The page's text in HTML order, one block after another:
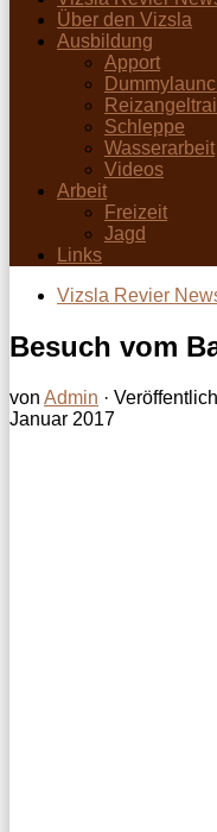
Über den Vizsla
Ausbildung
Apport
Schleppe
Wasserarbeit
Videos
Arbeit
Freizeit
Jagd
Links
Vizsla Revier
Besuch vom
von Admin ·
Januar 2017